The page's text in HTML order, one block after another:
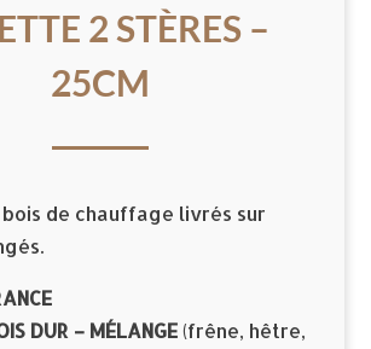
2 STÈRES –
25CM
de chauffage livrés sur
DUR – MÉLANGE(frêne, hêtre,